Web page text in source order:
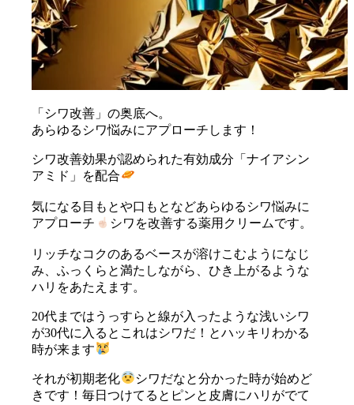
「シワ改善」の奥底へ。
あらゆるシワ悩みにアプローチします！
シワ改善効果が認められた有効成分「ナイアシン
アミド」を配合
気になる目もとや口もとなどあらゆるシワ悩みに
アプローチ
シワを改善する薬用クリームです。
リッチなコクのあるベースが溶けこむようになじ
み、ふっくらと満たしながら、ひき上がるような
ハリをあたえます。
20代まではうっすらと線が入ったような浅いシワ
が30代に入るとこれはシワだ！とハッキリわかる
時が来ます
それが初期老化
シワだなと分かった時が始めど
きです！毎日つけてるとピンと皮膚にハリがでて